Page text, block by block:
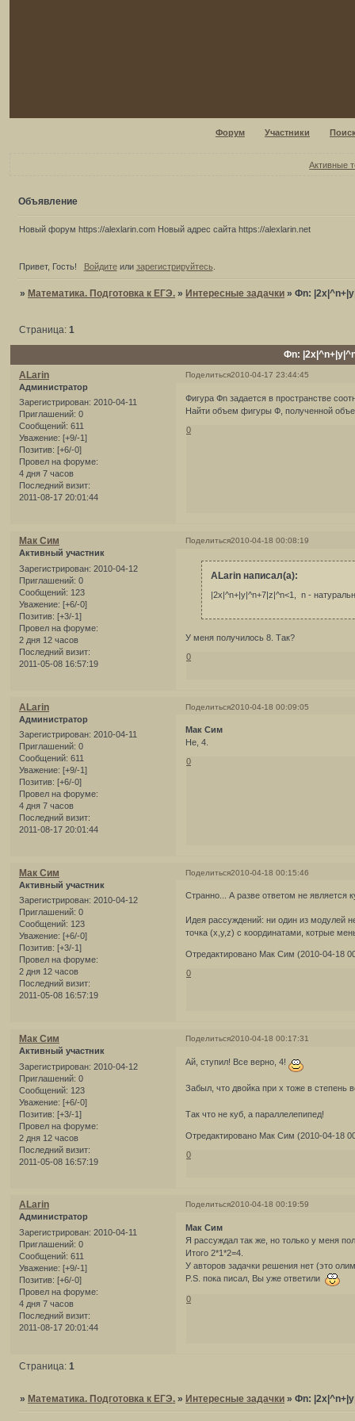
Форум Участники
Активные
Объявление
Новый форум https://alexlarin.com Новый адрес сайта https://alexlarin.net
Привет, Гость! Войдитеили зарегистрируйтесь.
»Математика. Подготовка к ЕГЭ. »Интересные задачки »Фn:
Фn:
Страница: 1
Поделиться2010-04-17 23:44:45
ALarin
Администратор
Зарегистрирован: 2010-04-11
Приглашений: 0
Сообщений: 611
Уважение: [+9/-1]
Позитив: [+6/-0]
Провел на форуме:
4 дня 7 часов
Последний визит:
2011-08-17 20:01:44
Фигура Фn задается в пространстве
Найти объем фигуры Ф, полученной
0
Поделиться2010-04-18 00:08:19
Мак Сим
Активный участник
Зарегистрирован: 2010-04-12
Приглашений: 0
Сообщений: 123
Уважение: [+6/-0]
Позитив: [+3/-1]
Провел на форуме:
2 дня 12 часов
Последний визит:
2011-05-08 16:57:19
ALarin написал(а):
|2x|^n+|y|^n+7|z|^n<1, n -
У меня получилось 8. Так?
0
Поделиться2010-04-18 00:09:05
ALarin
Администратор
Зарегистрирован: 2010-04-11
Приглашений: 0
Сообщений: 611
Уважение: [+9/-1]
Позитив: [+6/-0]
Провел на форуме:
4 дня 7 часов
Последний визит:
2011-08-17 20:01:44
Мак Сим
Не, 4.
0
Поделиться2010-04-18 00:15:46
Мак Сим
Активный участник
Зарегистрирован: 2010-04-12
Приглашений: 0
Сообщений: 123
Уважение: [+6/-0]
Позитив: [+3/-1]
Провел на форуме:
2 дня 12 часов
Последний визит:
2011-05-08 16:57:19
Странно... А разве ответом не
Идея рассуждений: ни один из модулей
точка (x,y,z) c координатами, котрые
Отредактировано Мак Сим (2010-04-18
0
Поделиться2010-04-18 00:17:31
Мак Сим
Активный участник
Зарегистрирован: 2010-04-12
Приглашений: 0
Сообщений: 123
Уважение: [+6/-0]
Позитив: [+3/-1]
Провел на форуме:
2 дня 12 часов
Последний визит:
2011-05-08 16:57:19
Ай, ступил! Все верно, 4!
Забыл, что двойка при x тоже в степень
Так что не куб, а параллелепипед!
Отредактировано Мак Сим (2010-04-18
0
Поделиться2010-04-18 00:19:59
ALarin
Администратор
Зарегистрирован: 2010-04-11
Приглашений: 0
Сообщений: 611
Уважение: [+9/-1]
Позитив: [+6/-0]
Провел на форуме:
4 дня 7 часов
Последний визит:
2011-08-17 20:01:44
Мак Сим
Я рассуждал так же, но только у меня
Итого 2*1*2=4.
У авторов задачки решения нет (это
P.S. пока писал, Вы уже ответили
0
Страница: 1
» Математика. Подготовка к ЕГЭ. » Интересные задачки »Фn: